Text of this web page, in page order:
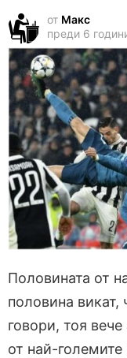
от Макс
преди 6
Половината от
половина викат,
говори, тоя
от най-